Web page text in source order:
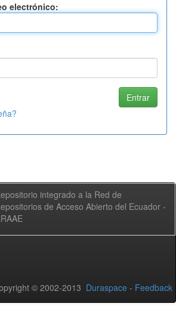
electrónico:
integrado a la Red de
de Acceso Abierto del Ecuador -
© 2002-2013 Duraspace - Feedback